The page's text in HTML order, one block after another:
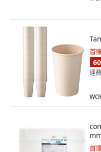
首
60
運
首